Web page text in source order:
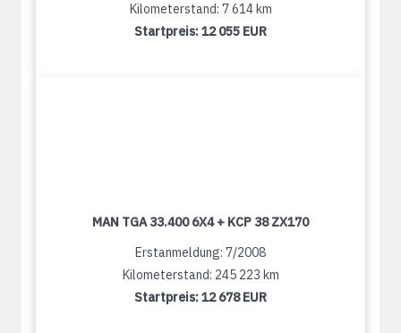
Kilometerstand: 7 614 km
Startpreis:12 055 EUR
MAN TGA 33.400 6X4 + KCP 38 ZX170
Erstanmeldung: 7/2008
Kilometerstand: 245 223 km
Startpreis:12 678 EUR